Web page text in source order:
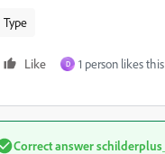
Type
Like D 1 person likes this
Correct answer